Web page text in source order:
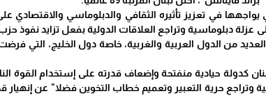
في تعزيز تأثيره الثقافي والدبلوماسي والاقتصادي
دبلوماسية وتراجع العلاقات الدولية بفعل تزايد نفوذ
العديد من الدول العربية والغربية، خاصة دول الخليج، التي
كدولة حيادية منفتحة وإضعاف قدرته على إستخدام القوة
وتراجع حرية التعبير وتعميم خطاب التخوين فضلا" عن إنهيار